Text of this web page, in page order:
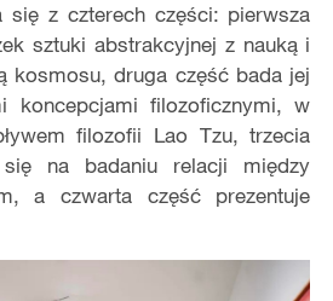
się z czterech części: pierwsza
sztuki abstrakcyjnej z nauką i
kosmosu, druga część bada jej
koncepcjami filozoficznymi, w
filozofii Lao Tzu, trzecia
na badaniu relacji między
a czwarta część prezentuje